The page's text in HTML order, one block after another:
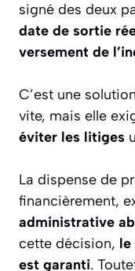
signé des deux
date de sortie
versement de
C’est une
vite, mais elle
éviter les litiges
La dispense de
financièrement,
administrative
cette décision, le
est garanti.